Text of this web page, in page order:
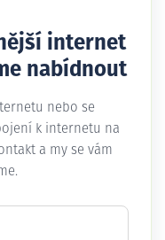
internet
nabídnout
nebo se
k internetu na
a my se vám